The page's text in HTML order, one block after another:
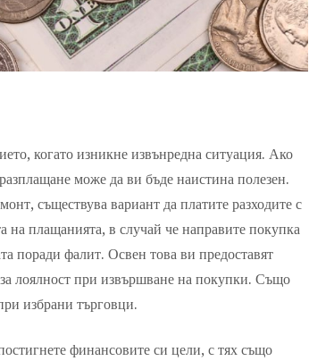
когато изникне извънредна ситуация. Ако
може да ви бъде наистина полезен.
съществува вариант да платите разходите с
на плащанията, в случай че направите покупка
поради фалит. Освен това ви предоставят
лоялност при извършване на покупки. Също
избрани търговци.
финансовите си цели, с тях също